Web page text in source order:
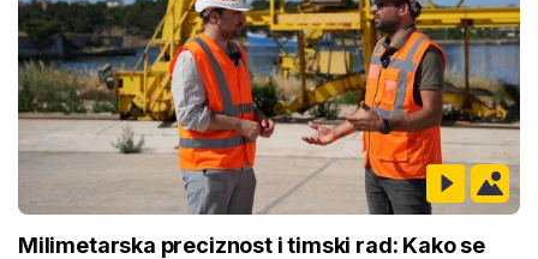
Milimetarska preciznost i timski rad: Kako se